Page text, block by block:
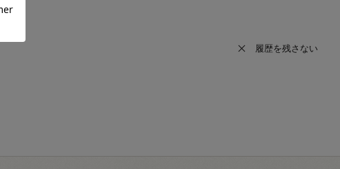
履歴を残さない